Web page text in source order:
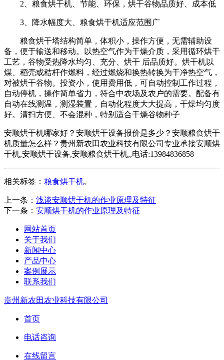
2、粮食烘干机、节能、环保，烘干谷物品质好、成本低
3、降水幅度大、粮食烘干机适应范围广
粮食烘干塔结构简单，体积小，操作方便，无需辅助设
备，便于输送和移动。以热空气作为干燥介质，采用循环烘干
工艺，谷物受热降水均匀、充分、烘干 后品质好。烘干机以
煤、稻壳或秸杆作燃料，经过燃烧和换热转换为干净热空气，
对被烘干谷物。投资小，使用费用低，可自动控制工作过程，
自动停机，操作简单省力，符合中农场及农户的需要。配备有
自动在线测温，测湿装置，自动化程度大大提高，干燥均匀度
好。清扫方便、不会混种，特别适合干燥谷物种子
安顺烘干机哪家好？安顺烘干设备报价是多少？安顺粮食烘干
机质量怎么样？贵州新农田农业科技有限公司专业承接安顺烘
干机,安顺烘干设备,安顺粮食烘干机,,电话:13984836858
相关标签： 粮食烘干机,
上一条： 浅谈安顺烘干机的作业原理及特征
下一条： 安顺烘干机的作业原理及特征
网站首页
关于我们
新闻中心
产品中心
案例展示
联系我们
贵州新农田农业科技有限公司
首页
电话咨询
在线留言